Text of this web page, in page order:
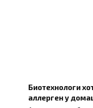
Биотехнологи
аллерген у